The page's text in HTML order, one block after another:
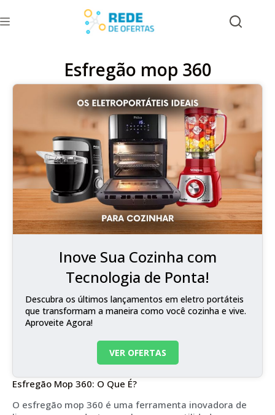
Esfregão mop 360
Inove Sua Cozinha com
Tecnologia de Ponta!
Descubra os últimos lançamentos em eletro portáteis
que transformam a maneira como você cozinha e vive.
Aproveite Agora!
VER OFERTAS
Esfregão Mop 360: O Que É?
O esfregão mop 360 é uma ferramenta inovadora de